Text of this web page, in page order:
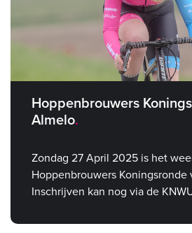
Hoppenbrouwers
Almelo
Zondag 27 April 2025 is het
Hoppenbrouwers Koningsronde
Inschrijven kan nog via de